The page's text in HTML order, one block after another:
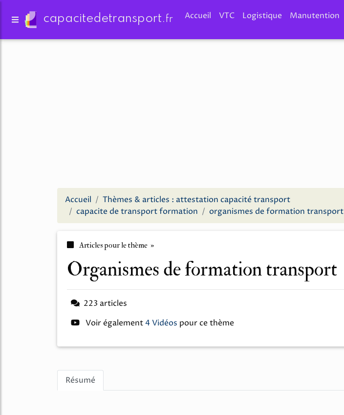
capacitedetransport. fr Accueil VTC Logistique Manutention
Accueil
Thèmes & articles : attestation capacité transport
capacite de transport formation
organismes de formation transport
Articles pour le thème »
organismes de formation transport
223 articles
Voir également4 Vidéos pour ce thème
Résumé